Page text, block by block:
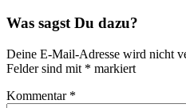
Was sagst Du dazu?
Deine E-Mail-Adresse wird nicht
Felder sind mit * markiert
Kommentar *